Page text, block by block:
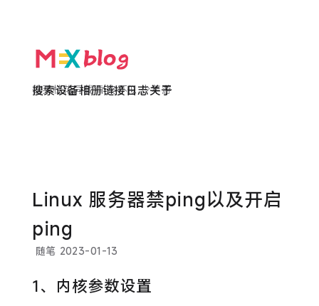
欲买桂花同载酒 终不似 少年游
搜索设备相册链接日志关于
Linux 服务器禁ping以及开启
ping
随笔 2023-01-13
1、内核参数设置